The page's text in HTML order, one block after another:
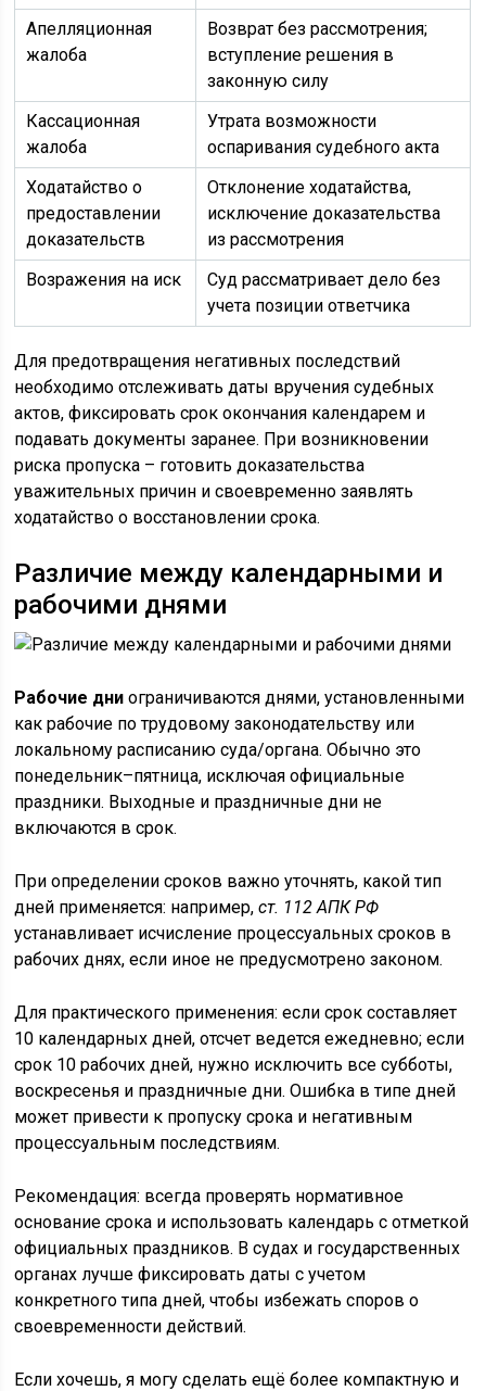
Апелляционная
жалоба
Возврат без рассмотрения;
вступление решения в
законную силу
Кассационная
жалоба
Утрата возможности
оспаривания судебного акта
Ходатайство о
предоставлении
доказательств
Отклонение ходатайства,
исключение доказательства
из рассмотрения
Возражения на иск
Суд рассматривает дело без
учета позиции ответчика
Для предотвращения негативных последствий
необходимо отслеживать даты вручения судебных
актов, фиксировать срок окончания календарем и
подавать документы заранее. При возникновении
риска пропуска – готовить доказательства
уважительных причин и своевременно заявлять
ходатайство о восстановлении срока.
Различие между календарными и
рабочими днями
Рабочие дни ограничиваются днями, установленными
как рабочие по трудовому законодательству или
локальному расписанию суда/органа. Обычно это
понедельник–пятница, исключая официальные
праздники. Выходные и праздничные дни не
включаются в срок.
При определении сроков важно уточнять, какой тип
дней применяется: например,ст. 112 АПК РФ
устанавливает исчисление процессуальных сроков в
рабочих днях, если иное не предусмотрено законом.
Для практического применения: если срок составляет
10 календарных дней, отсчет ведется ежедневно; если
срок 10 рабочих дней, нужно исключить все субботы,
воскресенья и праздничные дни. Ошибка в типе дней
может привести к пропуску срока и негативным
процессуальным последствиям.
Рекомендация: всегда проверять нормативное
основание срока и использовать календарь с отметкой
официальных праздников. В судах и государственных
органах лучше фиксировать даты с учетом
конкретного типа дней, чтобы избежать споров о
своевременности действий.
Если хочешь, я могу сделать ещё более компактную и